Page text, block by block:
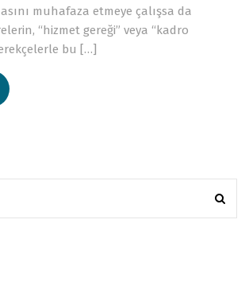
muhafaza etmeye çalışsa da
“hizmet gereği” veya “kadro
bu […]